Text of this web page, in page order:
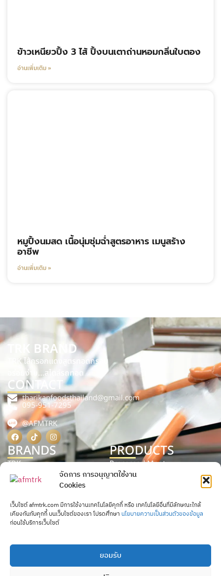
จัดการ การอนุญาตใช้งาน
Cookies
เว็บไซต์ afmtrk.com มีการใช้งานเทคโนโลยีคุกกี้ หรือ เทคโนโลยีอื่นที่มีลักษณะใกล้
เคียงกันกับคุกกี้ บนเว็บไซต์ของเรา โปรดศึกษา นโยบายความเป็นส่วนตัวของข้อมูล
ก่อนใช้บริการเว็บไซต์
ยอมรับ
ข้าวเหนียวปิ้ง 3 ไส้ ปิ้งบนเตาถ่านหอมกลิ่นใบตอง
อ่านเพิ่มเติม »
หมูปิ้งนมสด เนื้อนุ่มชุ่มฉ่ำสูตรอาหาร เมนูสร้าง
อาชีพ
อ่านเพิ่มเติม »
TRK BRAND
TRK ไส้กรอกแดงสูตรทอดกรอบ
อร่อยง่าย…สไตล์รถทอด
CONTACT
tharikanfoodsthailand@gmail.com
095-951-7295
@AFMTRK
BRANDS
TRK
TRP
P.Pork
PRODUCTS
Processed Meat
Processed Food
AFM BRAND